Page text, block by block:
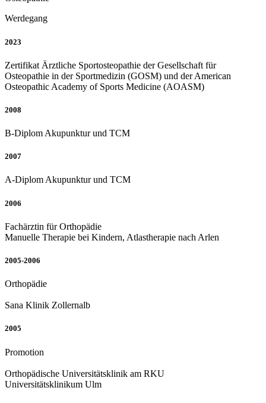
Werdegang
2023
Zertifikat Ärztliche Sportosteopathie der Gesellschaft für
Osteopathie in der Sportmedizin (GOSM) und der American
Osteopathic Academy of Sports Medicine (AOASM)
2008
B-Diplom Akupunktur und TCM
2007
A-Diplom Akupunktur und TCM
2006
Fachärztin für Orthopädie
Manuelle Therapie bei Kindern, Atlastherapie nach Arlen
2005-2006
Orthopädie
Sana Klinik Zollernalb
2005
Promotion
Orthopädische Universitätsklinik am RKU
Universitätsklinikum Ulm